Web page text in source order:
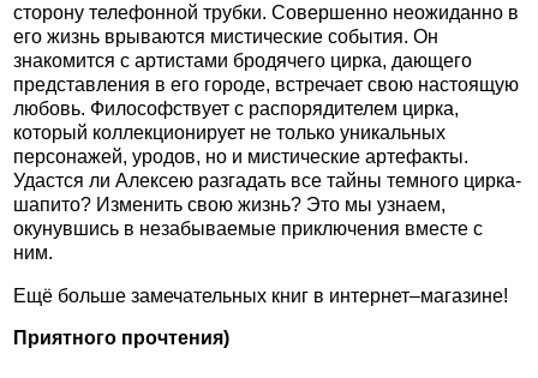
сторону телефонной трубки. Совершенно неожиданно в
его жизнь врываются мистические события. Он
знакомится с артистами бродячего цирка, дающего
представления в его городе, встречает свою настоящую
любовь. Философствует с распорядителем цирка,
который коллекционирует не только уникальных
персонажей, уродов, но и мистические артефакты.
Удастся ли Алексею разгадать все тайны темного цирка-
шапито? Изменить свою жизнь? Это мы узнаем,
окунувшись в незабываемые приключения вместе с
ним.
Ещё больше замечательных книг в интернет–магазине!
Приятного прочтения)